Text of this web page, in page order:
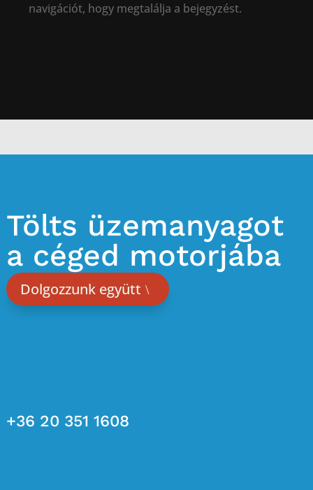
navigációt, hogy megtalálja a bejegyzést.
Tölts üzemanyagot
a céged motorjába
Dolgozzunk együtt
+36 20 351 1608